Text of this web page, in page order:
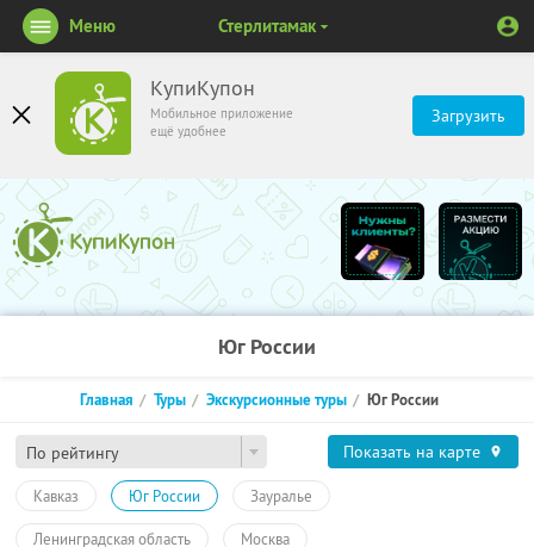
КупиКупон
Мобильное приложение
ещё удобнее
Загрузить
Меню Стерлитамак
Юг России
По рейтингу
Главная Туры Экскурсионные туры Юг России
Показать на карте
Кавказ Юг России Зауралье
Ленинградская область Москва